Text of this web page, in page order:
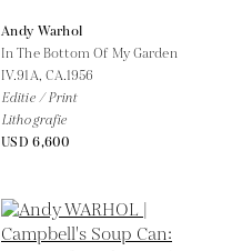
Andy Warhol
In The Bottom Of My Garden
IV.91A, CA.1956
Editie / Print
Lithografie
USD 6,600